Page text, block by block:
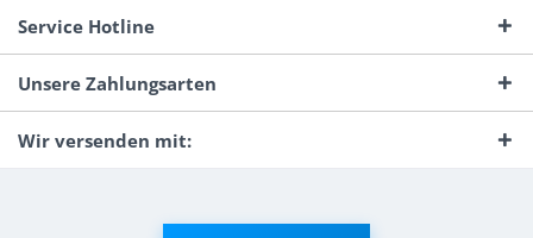
Service Hotline
Unsere Zahlungsarten
Wir versenden mit: